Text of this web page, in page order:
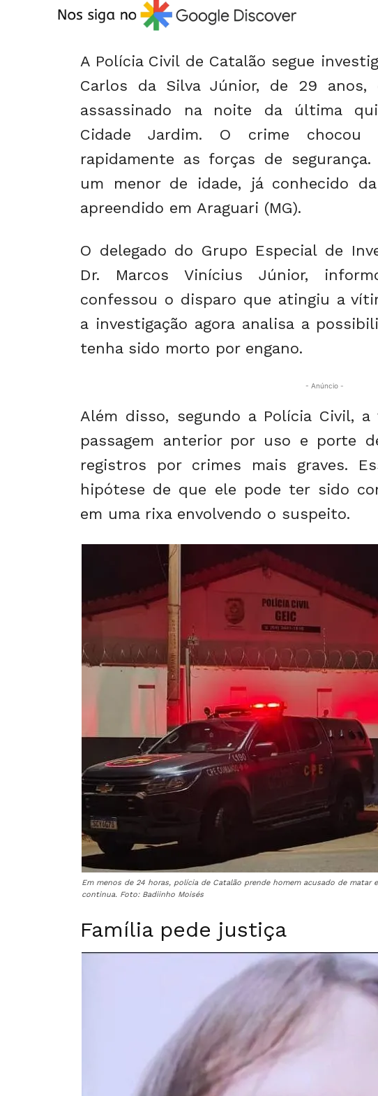
A Polícia Civil de Catalão segue
Carlos da Silva Júnior, de 29 anos,
assassinado na noite da última
Cidade Jardim. O crime
rapidamente as forças de
um menor de idade, já conhecido
apreendido em Araguari (MG).
O delegado do Grupo Especial de
Dr. Marcos Vinícius Júnior,
confessou o disparo que atingiu a
a investigação agora analisa a
tenha sido morto por engano.
- Anúncio -
Além disso, segundo a Polícia Civil,
passagem anterior por uso e porte
registros por crimes mais graves.
hipótese de que ele pode ter sido
em uma rixa envolvendo o suspeito.
Em menos de 24 horas, polícia de Catalão prende homem acusado de matar
continua. Foto: Badiinho Moisés
Família pede justiça